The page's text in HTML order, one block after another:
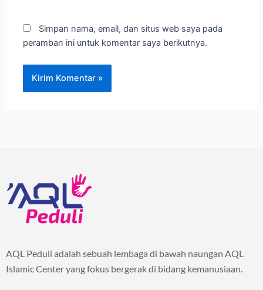
Simpan nama, email, dan situs web saya pada
peramban ini untuk komentar saya berikutnya.
AQL Peduli adalah sebuah lembaga di bawah naungan AQL
Islamic Center yang fokus bergerak di bidang kemanusiaan.